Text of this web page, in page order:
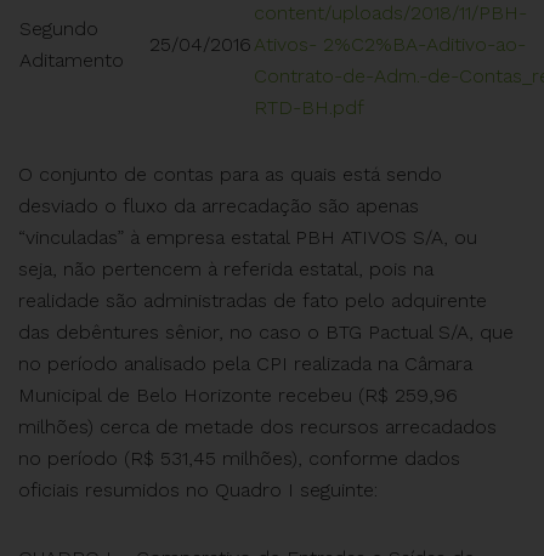
Segundo
Aditamento
25/04/2016
content/uploads/2018/11/PBH-
Ativos- 2%C2%BA-Aditivo-ao-
Contrato-de-Adm.-de-
RTD-BH.pdf
O conjunto de contas para as quais está sendo
desviado o fluxo da arrecadação são apenas
“vinculadas” à empresa estatal PBH ATIVOS S/A, ou
seja, não pertencem à referida estatal, pois na
realidade são administradas de fato pelo adquirente
das debêntures sênior, no caso o BTG Pactual S/A, que
no período analisado pela CPI realizada na Câmara
Municipal de Belo Horizonte recebeu (R$ 259,96
milhões) cerca de metade dos recursos arrecadados
no período (R$ 531,45 milhões), conforme dados
oficiais resumidos no Quadro I seguinte: